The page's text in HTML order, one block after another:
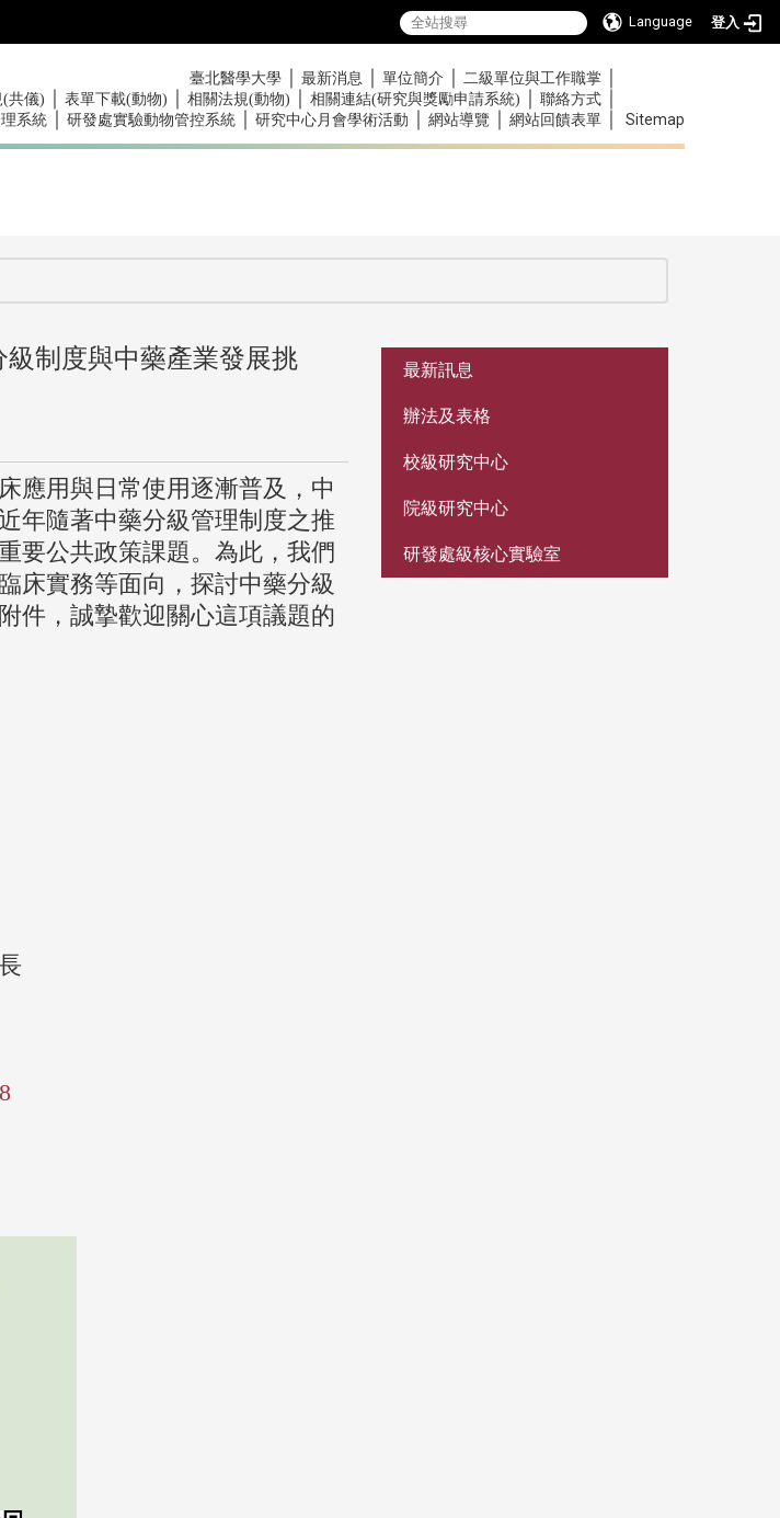
Language 登入
臺北醫學大學 最新消息 單位簡介 二級單位與工作職掌
共儀) 表單下載(動物) 相關法規(動物) 相關連結(研究與獎勵申請系統) 聯絡方式
系統 研發處實驗動物管控系統 研究中心月會學術活動 網站導覽 網站回饋表單 Sitemap
制度與中藥產業發展挑
應用與日常使用逐漸普及，中
年隨著中藥分級管理制度之推
要公共政策課題。為此， 我們
床實務等面向，探討中藥分級
件， 誠摯歡迎關心這項議題的
最新訊息
辦法及表格
校級研究中心
院級研究中心
研發處級核心實驗室